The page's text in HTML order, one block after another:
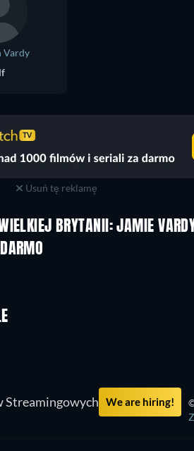
Vardy
Usuń tę reklamę
BRYTANII: JAMIE
Streamingowych We are hiring!